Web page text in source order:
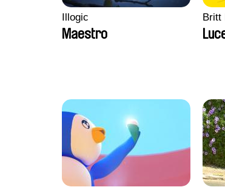
Illogic
Maestro
Britt